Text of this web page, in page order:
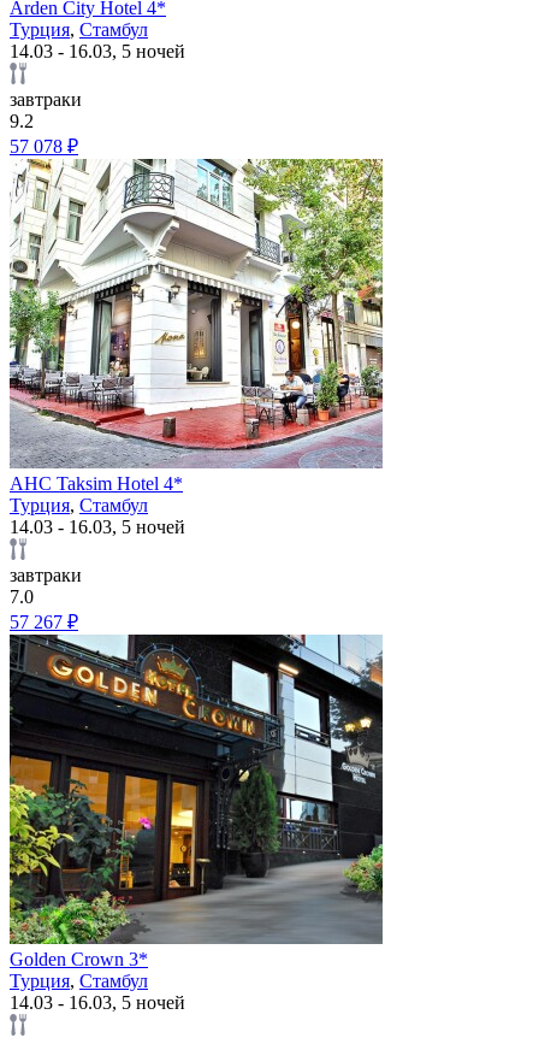
Arden City Hotel 4*
Турция, Стамбул
14.03 - 16.03, 5 ночей
завтраки
9.2
57 078 ₽
AHC Taksim Hotel 4*
Турция, Стамбул
14.03 - 16.03, 5 ночей
завтраки
7.0
57 267 ₽
Golden Crown 3*
Турция, Стамбул
14.03 - 16.03, 5 ночей